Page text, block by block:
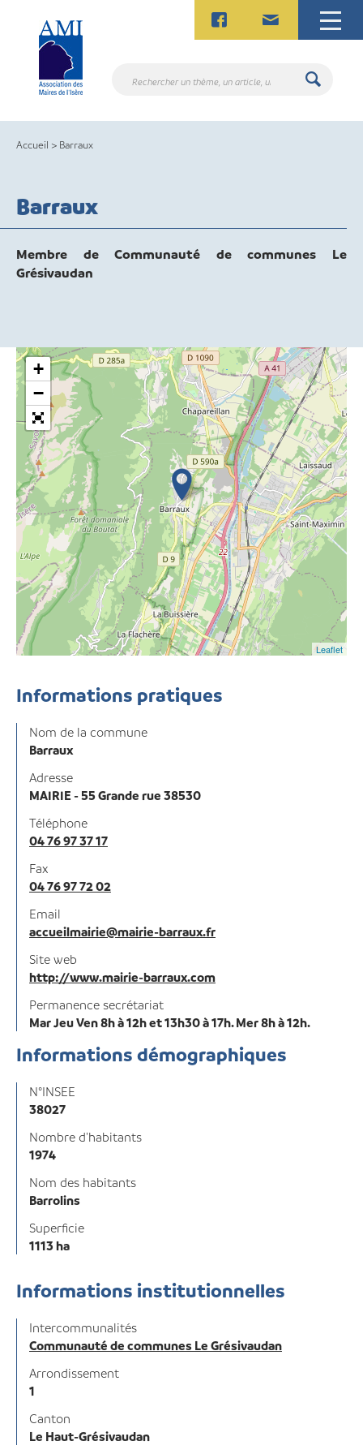
content
Rechercher
Accueil > Barraux
Barraux
Membre de Communauté de communes Le
Grésivaudan
+
−
Leaflet
Informations pratiques
Nom de la commune
Barraux
Adresse
MAIRIE - 55 Grande rue 38530
Téléphone
04 76 97 37 17
Fax
04 76 97 72 02
Email
accueilmairie@mairie-barraux.fr
Site web
http://www.mairie-barraux.com
Permanence secrétariat
Mar Jeu Ven 8h à 12h et 13h30 à 17h. Mer 8h à 12h.
Informations démographiques
N°INSEE
38027
Nombre d'habitants
1974
Nom des habitants
Barrolins
Superficie
1113 ha
Informations institutionnelles
Intercommunalités
Communauté de communes Le Grésivaudan
Arrondissement
1
Canton
Le Haut-Grésivaudan